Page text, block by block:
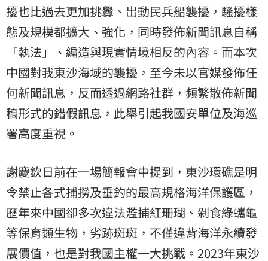
擾也比過去更加挑釁、出動民兵船襲擾，騷擾樣
態及規模都擴大、強化，同時發佈新聞訊息自稱
「執法」、編造與現實情境相反的內容。而本次
中國對我東沙海域的襲擾，至今未以官媒發佈任
何新聞訊息，反而透過網路社群，頻繁散佈新聞
稿形式的錯假訊息，此舉引起我國安單位及海巡
署高度重視。
謝慶欽日前在一場簡報會中提到，東沙環礁是明
令禁止各式捕撈及垂釣的最高規格海洋保護區，
歷年來中國卻多次違法濫捕紅珊瑚、剁食綠蠵龜
等保育類生物，劣跡斑斑，不僅違背海洋永續發
展價值，也是對我國主權一大挑戰。2023年東沙